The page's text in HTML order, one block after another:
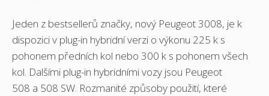
Jeden z bestsellerů značky, nový Peugeot 3008, je k
dispozici v plug-in hybridní verzi o výkonu 225 k s
pohonem předních kol nebo 300 k s pohonem všech
kol. Dalšími plug-in hybridními vozy jsou Peugeot
508 a 508 SW. Rozmanité způsoby použití, které